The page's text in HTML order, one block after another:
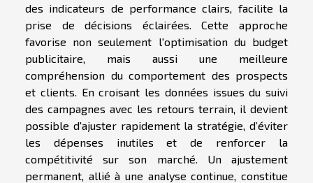
des indicateurs de performance clairs, facilite la
prise de décisions éclairées. Cette approche
favorise non seulement l'optimisation du budget
publicitaire, mais aussi une meilleure
compréhension du comportement des prospects
et clients. En croisant les données issues du suivi
des campagnes avec les retours terrain, il devient
possible d'ajuster rapidement la stratégie, d’éviter
les dépenses inutiles et de renforcer la
compétitivité sur son marché. Un ajustement
permanent, allié à une analyse continue, constitue